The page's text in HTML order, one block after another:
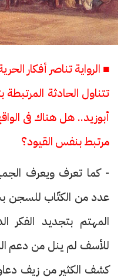
■ الرواية تناصر أفكار
تتناول الحادثة المرتبطة
أبوزيد.. هل هناك فى
مرتبط بنفس القيود؟
عدد من الكتّاب للسجن
المهتم بتجديد الفكر
للأسف لم ينل من دعم
كشف الكثير من زيف